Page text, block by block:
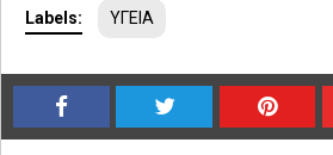
Labels: ΥΓΕΙΑ